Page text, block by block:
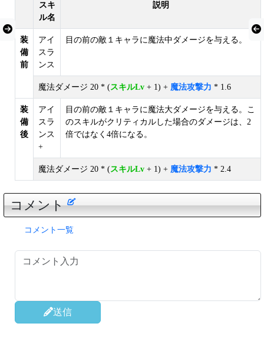
スキ
ル名
説明
装
備
前
アイ
スラ
ンス
目の前の敵１キャラに魔法中ダメージを与える。
魔法ダメージ 20 * (スキルLv + 1) + 魔法攻撃力 * 1.6
装
備
後
アイ
スラ
ンス
+
目の前の敵１キャラに魔法大ダメージを与える。こ
のスキルがクリティカルした場合のダメージは、2
倍ではなく4倍になる。
魔法ダメージ 20 * (スキルLv + 1) + 魔法攻撃力 * 2.4
コメント
コメント一覧
送信